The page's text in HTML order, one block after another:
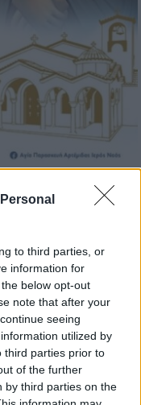
to third parties, or
information for
below opt-out
note that after your
seeing
utilized by
third parties prior to
of the further
by third parties on the
11 Ιουλίου
θα προεξάρχει
Ιεράς
η
Αγίου Παϊσίου , με